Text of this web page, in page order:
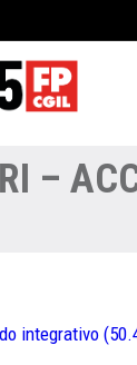
–
integrativo